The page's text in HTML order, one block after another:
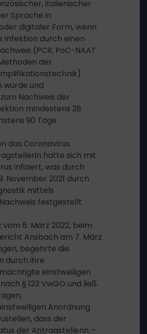
italienischer
Sprache in
digitaler Form, wenn
Infektion durch einen
(PCR, PoC-NAAT
der
wurde und
Nachweis der
mindestens 28
90 Tage
das Coronavirus
hatte sich mit
infiziert, was durch
November 2021 durch
mittels
festgestellt
6. März 2022, beim
Ansbach am 7. März
begehrte die
durch ihre
einstweiligen
§ 123 VwGO und ließ
Anordnung
dass der
der Antragstellerin –